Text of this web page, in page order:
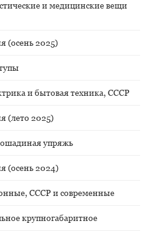
и медицинские вещи
(осень 2025)
и бытовая техника, СССР
(лето 2025)
упряжь
(осень 2024)
СССР и современные
крупногабаритное